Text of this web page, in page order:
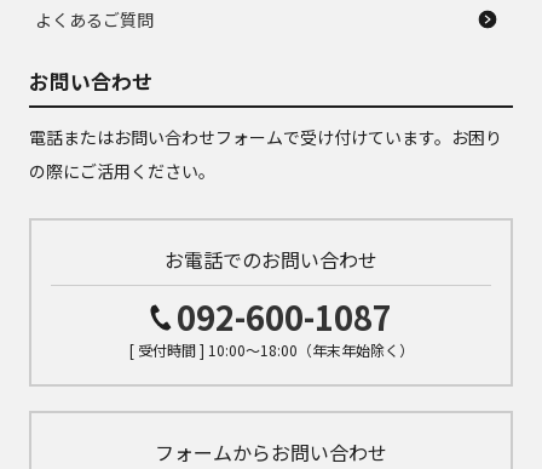
よくあるご質問
お問い合わせ
電話またはお問い合わせフォームで受け付けています。お困り
の際にご活用ください。
お電話でのお問い合わせ
092-600-1087
[ 受付時間 ] 10:00～18:00（年末年始除く）
フォームからお問い合わせ